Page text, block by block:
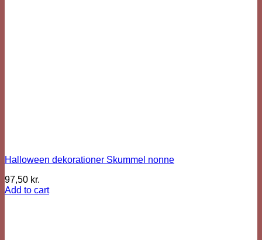
Halloween dekorationer Skummel nonne
97,50 kr.
Add to cart